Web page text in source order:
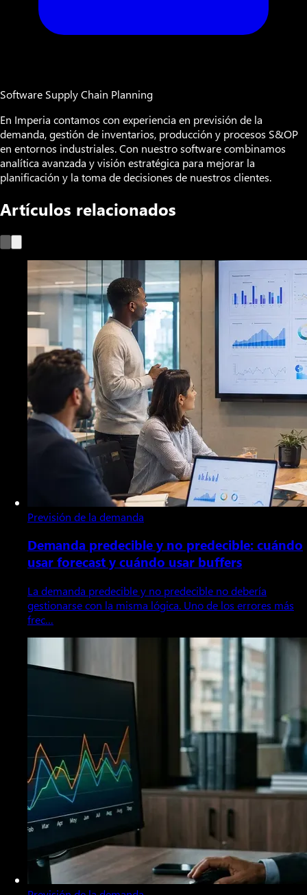
Software Supply Chain Planning
En Imperia contamos con experiencia en previsión de la
demanda, gestión de inventarios, producción y procesos S&OP
en entornos industriales. Con nuestro software combinamos
analítica avanzada y visión estratégica para mejorar la
planificación y la toma de decisiones de nuestros clientes.
Artículos relacionados
Previsión de la demanda
Demanda predecible y no predecible: cuándo
usar forecast y cuándo usar buffers
La demanda predecible y no predecible no debería
gestionarse con la misma lógica. Uno de los errores más
frec…